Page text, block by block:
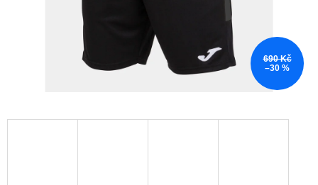
690 Kč
–30 %